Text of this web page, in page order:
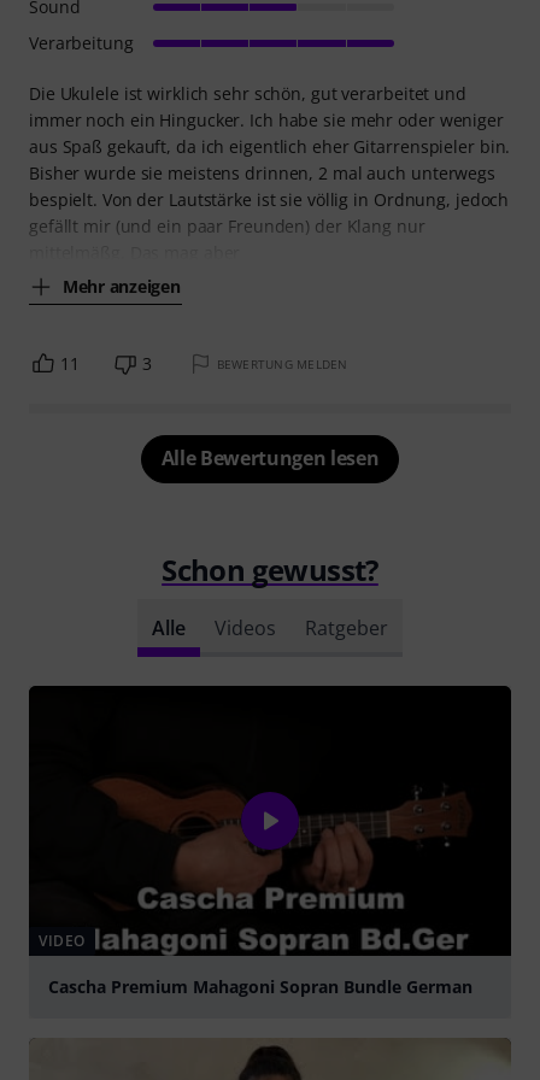
Die Ukulele ist wirklich sehr schön, gut verarbeitet und
immer noch ein Hingucker. Ich habe sie mehr oder weniger
aus Spaß gekauft, da ich eigentlich eher Gitarrenspieler bin.
Bisher wurde sie meistens drinnen, 2 mal auch unterwegs
bespielt. Von der Lautstärke ist sie völlig in Ordnung, jedoch
gefällt mir (und ein paar Freunden) der Klang nur
Mehr anzeigen
Sound
Verarbeitung
11 3 BEWERTUNG MELDEN
Alle Bewertungen lesen
Schon gewusst?
Alle Videos Ratgeber
VIDEO
Cascha Premium Mahagoni Sopran Bundle German